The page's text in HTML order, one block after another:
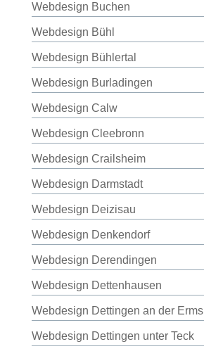
Webdesign Buchen
Webdesign Bühl
Webdesign Bühlertal
Webdesign Burladingen
Webdesign Calw
Webdesign Cleebronn
Webdesign Crailsheim
Webdesign Darmstadt
Webdesign Deizisau
Webdesign Denkendorf
Webdesign Derendingen
Webdesign Dettenhausen
Webdesign Dettingen an der Erms
Webdesign Dettingen unter Teck